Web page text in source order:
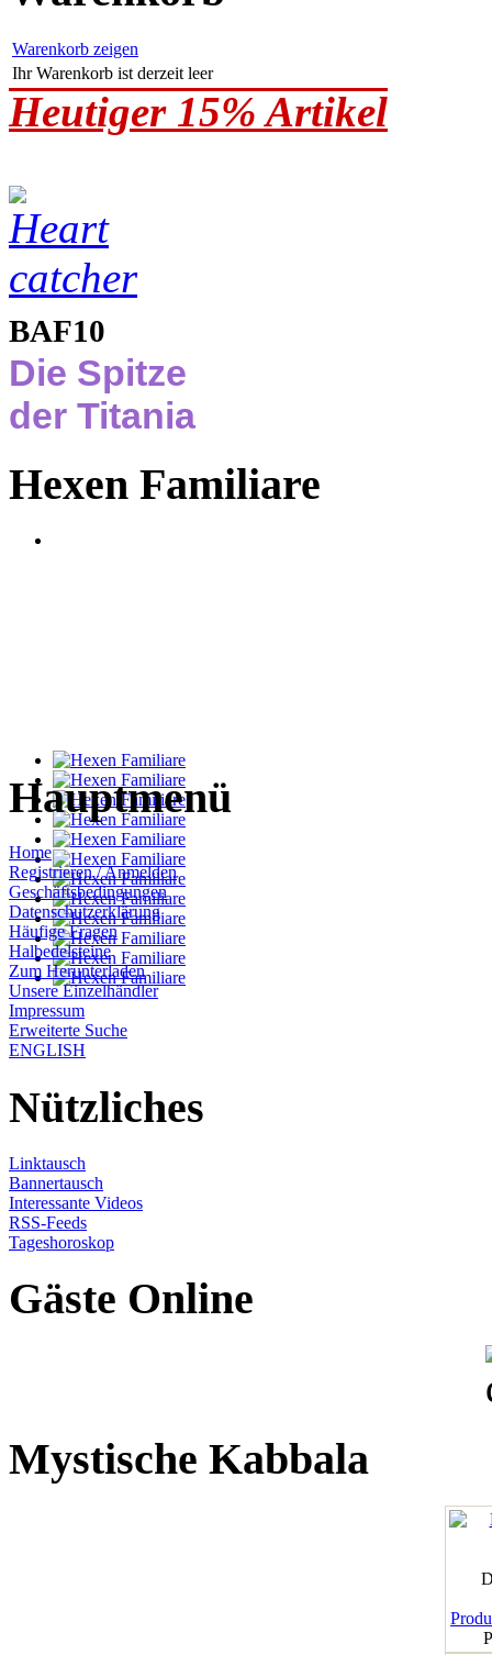
Warenkorb zeigen
Ihr Warenkorb ist derzeit leer
Heutiger 15% Artikel
BAF10
Die Spitze
der Titania
Hexen Familiare
Hauptmenü
Home
Registrieren / Anmelden
Geschäftsbedingungen
Datenschutzerklärung
Häufige Fragen
Halbedelsteine
Zum Herunterladen
Unsere Einzelhändler
Impressum
Erweiterte Suche
ENGLISH
Nützliches
Linktausch
Bannertausch
Interessante Videos
RSS-Feeds
Tageshoroskop
Gäste Online
Mystische Kabbala